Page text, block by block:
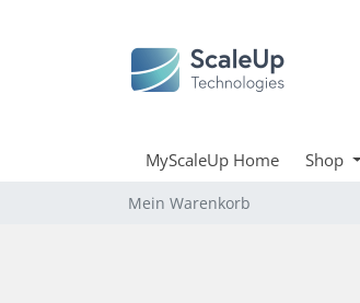
MyScaleUp Home Shop
Mein Warenkorb